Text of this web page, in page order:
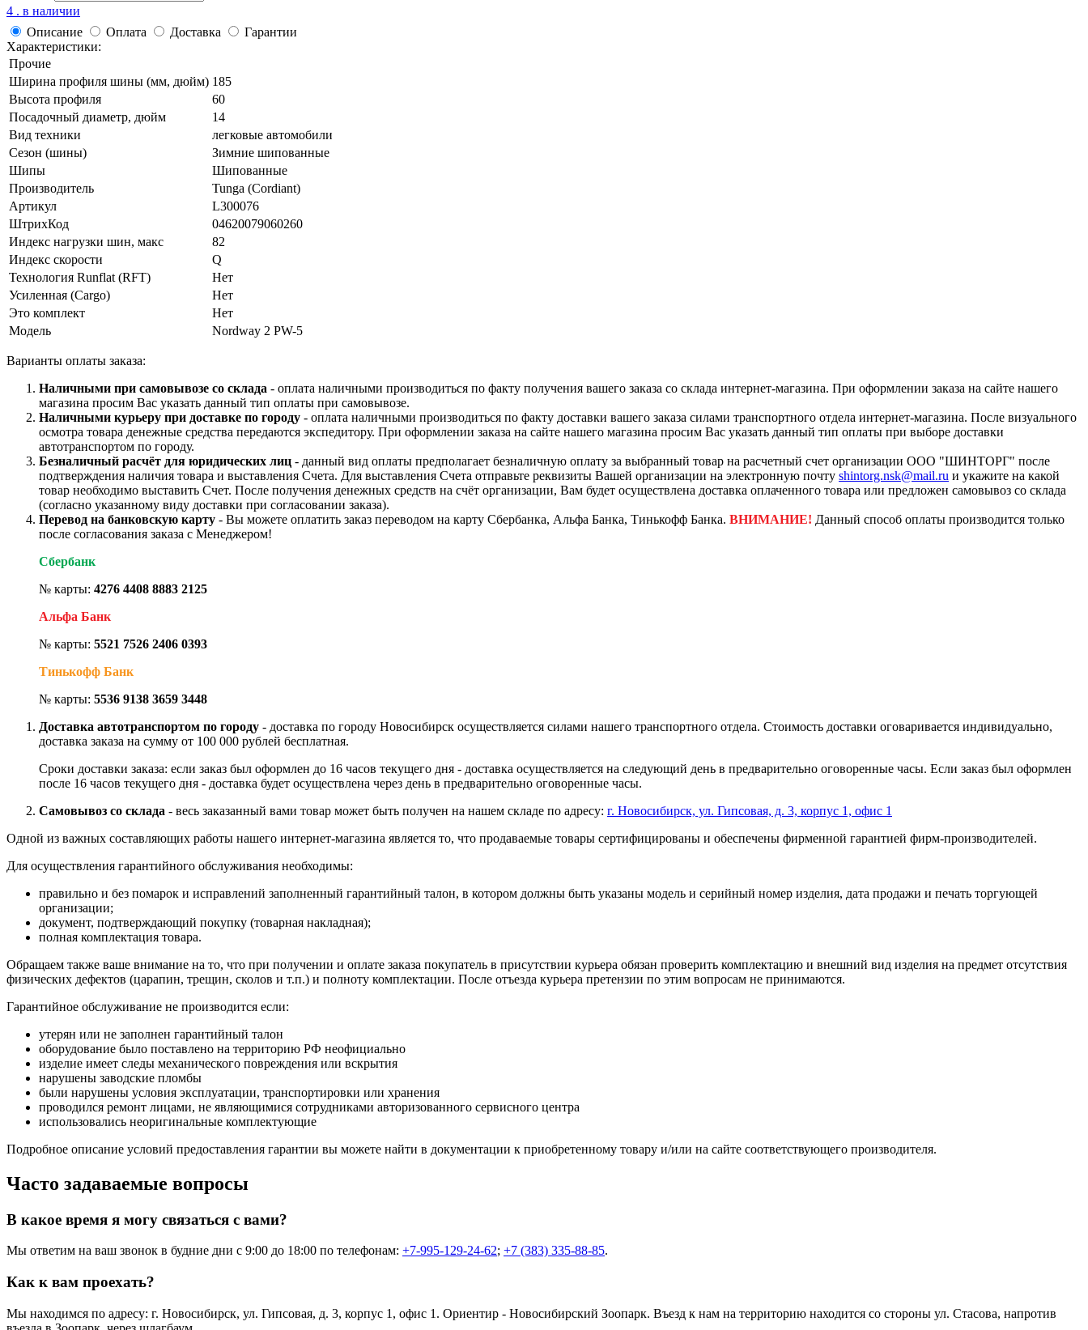
4 . в наличии
Описание
Оплата Доставка
Гарантии
Характеристики:
Прочие
Ширина профиля шины (мм, дюйм) 185
Высота профиля
60
Посадочный диаметр, дюйм
14
Вид техники
легковые автомобили
Сезон (шины)
Зимние шипованные
Шипы
Шипованные
Производитель
Tunga (Cordiant)
Артикул
L300076
ШтрихКод
04620079060260
Индекс нагрузки шин, макс
82
Индекс скорости
Q
Технология Runflat (RFT)
Нет
Усиленная (Cargo)
Нет
Это комплект
Нет
Модель
Nordway 2 PW-5
Варианты оплаты заказа:
Наличными при самовывозе со склада - оплата наличными производиться по факту получения вашего заказа со склада интернет-магазина. При оформлении заказа на сайте нашего
магазина просим Вас указать данный тип оплаты при самовывозе.
Наличными курьеру при доставке по городу - оплата наличными производиться по факту доставки вашего заказа силами транспортного отдела интернет-магазина. После визуального
осмотра товара денежные средства передаются экспедитору. При оформлении заказа на сайте нашего магазина просим Вас указать данный тип оплаты при выборе доставки
автотранспортом по городу.
Безналичный расчёт для юридических лиц - данный вид оплаты предполагает безналичную оплату за выбранный товар на расчетный счет организации ООО "ШИНТОРГ" после
подтверждения наличия товара и выставления Счета. Для выставления Счета отправьте реквизиты Вашей организации на электронную почту shintorg.nsk@mail.ru и укажите на какой
товар необходимо выставить Счет. После получения денежных средств на счёт организации, Вам будет осуществлена доставка оплаченного товара или предложен самовывоз со склада
(согласно указанному виду доставки при согласовании заказа).
Перевод на банковскую карту - Вы можете оплатить заказ переводом на карту Сбербанка, Альфа Банка, Тинькофф Банка. ВНИМАНИЕ! Данный способ оплаты производится только
после согласования заказа с Менеджером!
Сбербанк
№ карты: 4276 4408 8883 2125
Альфа Банк
№ карты: 5521 7526 2406 0393
Тинькофф Банк
№ карты: 5536 9138 3659 3448
Доставка автотранспортом по городу - доставка по городу Новосибирск осуществляется силами нашего транспортного отдела. Стоимость доставки оговаривается индивидуально,
доставка заказа на сумму от 100 000 рублей бесплатная.
Сроки доставки заказа: если заказ был оформлен до 16 часов текущего дня - доставка осуществляется на следующий день в предварительно оговоренные часы. Если заказ был оформлен
после 16 часов текущего дня - доставка будет осуществлена через день в предварительно оговоренные часы.
Самовывоз со склада - весь заказанный вами товар может быть получен на нашем складе по адресу: г. Новосибирск, ул. Гипсовая, д. 3, корпус 1, офис 1
Одной из важных составляющих работы нашего интернет-магазина является то, что продаваемые товары сертифицированы и обеспечены фирменной гарантией фирм-производителей.
Для осуществления гарантийного обслуживания необходимы:
правильно и без помарок и исправлений заполненный гарантийный талон, в котором должны быть указаны модель и серийный номер изделия, дата продажи и печать торгующей
организации;
документ, подтверждающий покупку (товарная накладная);
полная комплектация товара.
Обращаем также ваше внимание на то, что при получении и оплате заказа покупатель в присутствии курьера обязан проверить комплектацию и внешний вид изделия на предмет отсутствия
физических дефектов (царапин, трещин, сколов и т.п.) и полноту комплектации. После отъезда курьера претензии по этим вопросам не принимаются.
Гарантийное обслуживание не производится если:
утерян или не заполнен гарантийный талон
оборудование было поставлено на территорию РФ неофициально
изделие имеет следы механического повреждения или вскрытия
нарушены заводские пломбы
были нарушены условия эксплуатации, транспортировки или хранения
проводился ремонт лицами, не являющимися сотрудниками авторизованного сервисного центра
использовались неоригинальные комплектующие
Подробное описание условий предоставления гарантии вы можете найти в документации к приобретенному товару и/или на сайте соответствующего производителя.
Часто задаваемые вопросы
В какое время я могу связаться с вами?
Мы ответим на ваш звонок в будние дни с 9:00 до 18:00 по телефонам: +7-995-129-24-62; +7 (383) 335-88-85.
Как к вам проехать?
Мы находимся по адресу: г. Новосибирск, ул. Гипсовая, д. 3, корпус 1, офис 1. Ориентир - Новосибирский Зоопарк. Въезд к нам на территорию находится со стороны ул. Стасова, напротив